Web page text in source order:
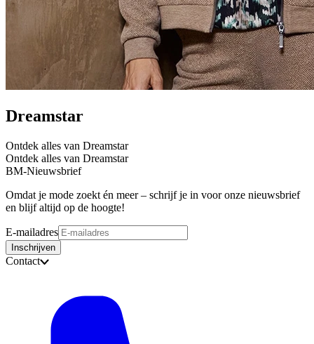
Dreamstar
Ontdek alles van Dreamstar
Ontdek alles van Dreamstar
BM-Nieuwsbrief
Omdat je mode zoekt én meer – schrijf je in voor onze nieuwsbrief
en blijf altijd op de hoogte!
E-mailadres
Inschrijven
Contact